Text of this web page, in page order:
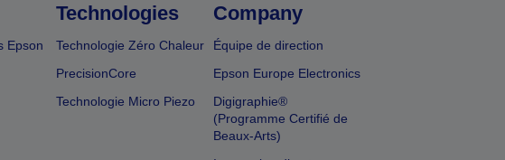
Epson
Technologies
Technologie Zéro Chaleur
PrecisionCore
Technologie Micro Piezo
Company
Équipe de direction
Epson Europe Electronics
Digigraphie®
(Programme Certifié de
Beaux-Arts)